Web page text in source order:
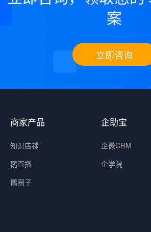
案
立即咨询
商家产品
知识店铺
鹅直播
鹅圈子
企助宝
企微CRM
企学院